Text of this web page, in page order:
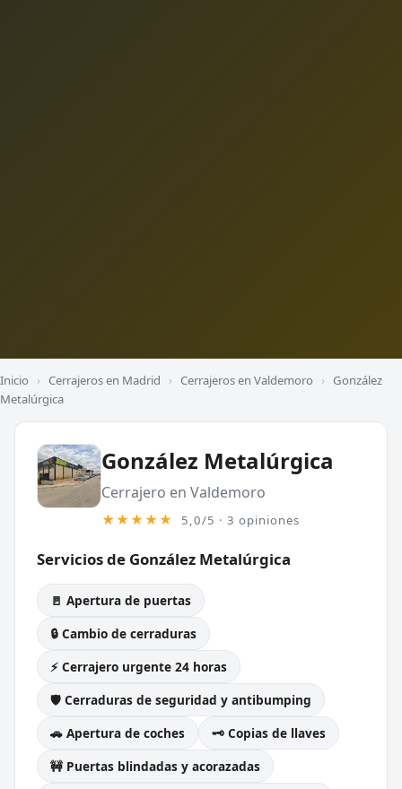
Inicio › Cerrajeros en Madrid › Cerrajeros en Valdemoro › González
Metalúrgica
González Metalúrgica
Cerrajero en Valdemoro
★★★★★ 5,0/5 · 3 opiniones
Servicios de González Metalúrgica
🚪 Apertura de puertas
🔒 Cambio de cerraduras
⚡ Cerrajero urgente 24 horas
🛡️ Cerraduras de seguridad y antibumping
🚗 Apertura de coches
🗝️ Copias de llaves
🚧 Puertas blindadas y acorazadas